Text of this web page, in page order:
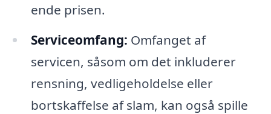
ende prisen.
Serviceomfang: Omfanget af
servicen, såsom om det inkluderer
rensning, vedligeholdelse eller
bortskaffelse af slam, kan også spille